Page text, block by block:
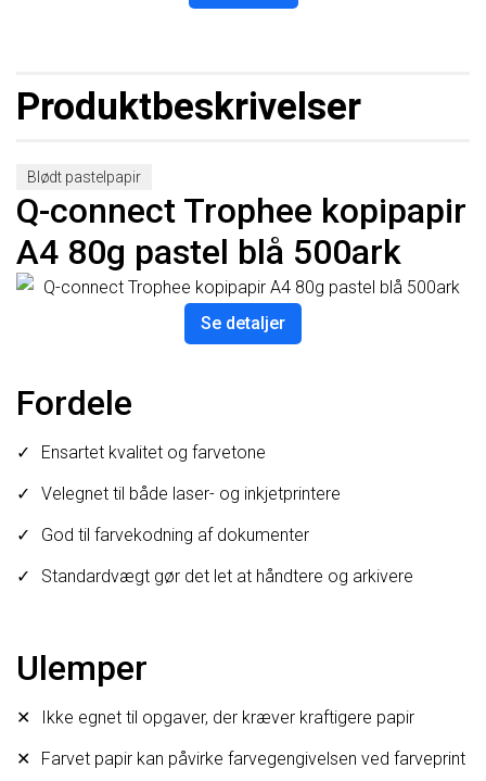
Produktbeskrivelser
Blødt pastelpapir
Q-connect Trophee kopipapir
A4 80g pastel blå 500ark
Fordele
Ensartet kvalitet og farvetone
Velegnet til både laser- og inkjetprintere
God til farvekodning af dokumenter
Standardvægt gør det let at håndtere og arkivere
Ulemper
Ikke egnet til opgaver, der kræver kraftigere papir
Farvet papir kan påvirke farvegengivelsen ved farveprint
Se detaljer